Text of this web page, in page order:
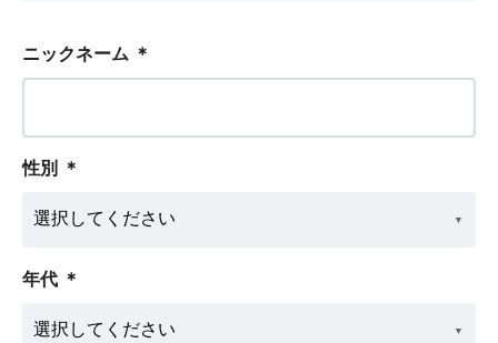
ニックネーム ＊
性別 ＊
年代 ＊